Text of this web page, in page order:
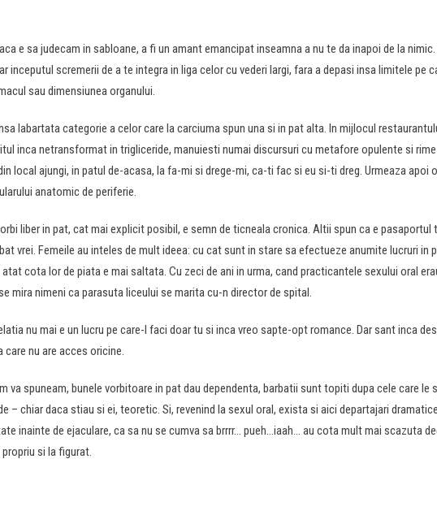
e sa judecam in sabloane, a fi un amant emancipat inseamna a nu te da inapoi de la
inceputul scremerii de a te integra in liga celor cu vederi largi, fara a depasi insa limitele pe
sau dimensiunea organului.
labartata categorie a celor care la carciuma spun una si in pat alta. In mijlocul
inca netransformat in trigliceride, manuiesti numai discursuri cu metafore opulente si
local ajungi, in patul de-acasa, la fa-mi si drege-mi, ca-ti fac si eu si-ti dreg. Urmeaza apoi
anatomic de periferie.
liber in pat, cat mai explicit posibil, e semn de ticneala cronica. Altii spun ca e pasaportul
vrei. Femeile au inteles de mult ideea: cu cat sunt in stare sa efectueze anumite lucruri in
cota lor de piata e mai saltata. Cu zeci de ani in urma, cand practicantele sexului oral
mira nimeni ca parasuta liceului se marita cu-n director de spital.
nu mai e un lucru pe care-l faci doar tu si inca vreo sapte-opt romance. Dar sant inca
care nu are acces oricine.
va spuneam, bunele vorbitoare in pat dau dependenta, barbatii sunt topiti dupa cele care le
– chiar daca stiau si ei, teoretic. Si, revenind la sexul oral, exista si aici departajari
inainte de ejaculare, ca sa nu se cumva sa brrrr… pueh…iaah… au cota mult mai scazuta
si la figurat.